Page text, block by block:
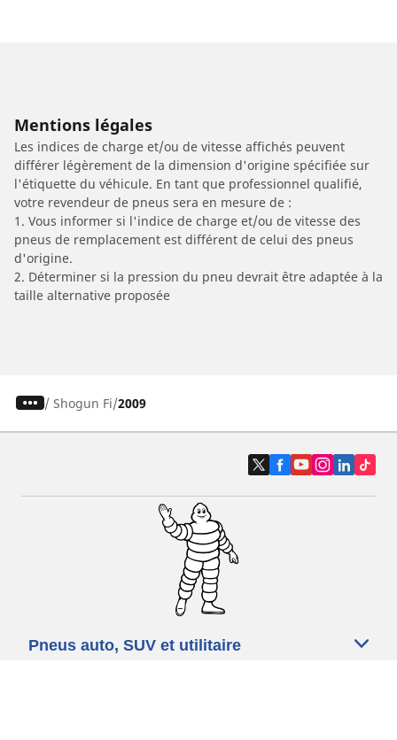
Mentions légales
Les indices de charge et/ou de vitesse affichés peuvent
différer légèrement de la dimension d'origine spécifiée sur
l'étiquette du véhicule. En tant que professionnel qualifié,
votre revendeur de pneus sera en mesure de :
1. Vous informer si l'indice de charge et/ou de vitesse des
pneus de remplacement est différent de celui des pneus
d'origine.
2. Déterminer si la pression du pneu devrait être adaptée à la
taille alternative proposée
/ Shogun Fi 2009
Pneus auto, SUV et utilitaire